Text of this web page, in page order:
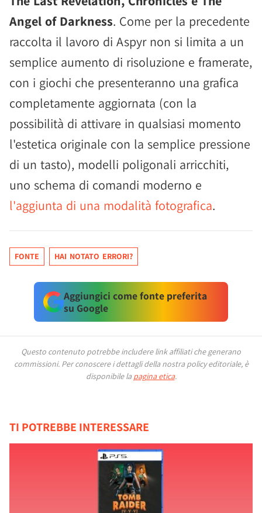
Angel of Darkness. Come per la precedente
raccolta il lavoro di Aspyr non si limita a un
semplice aumento di risoluzione e framerate,
con i giochi che presenteranno una grafica
completamente aggiornata (con la
possibilità di attivare in qualsiasi momento
l'estetica originale con la semplice pressione
di un tasto), modelli poligonali arricchiti,
uno schema di comandi moderno e
l'aggiunta di una modalità fotografica.
FONTE HAI NOTATO ERRORI?
Aggiungici come fonte preferita
su Google
Questo contenuto potrebbe includere link affiliati che generano
commissioni. Per conoscere i dettagli della nostra policy editoriale, è
disponibile la pagina etica.
TI POTREBBE INTERESSARE